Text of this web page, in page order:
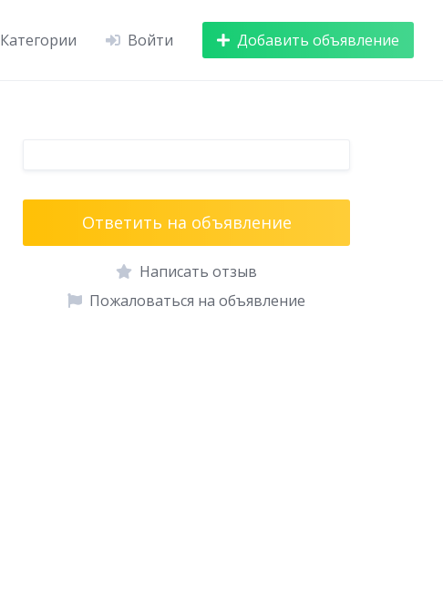
Категории Войти Добавить объявление
Ответить на объявление
Написать отзыв
Пожаловаться на объявление